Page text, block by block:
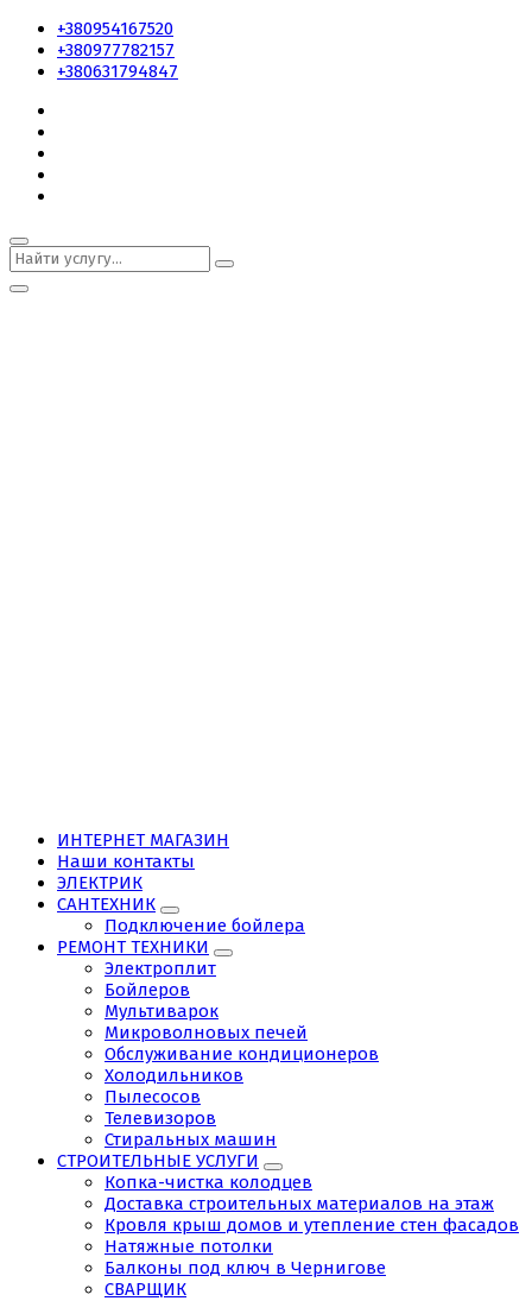
+380954167520
+380977782157
+380631794847
ИНТЕРНЕТ МАГАЗИН
Наши контакты
ЭЛЕКТРИК
САНТЕХНИК
Подключение бойлера
РЕМОНТ ТЕХНИКИ
Электроплит
Бойлеров
Мультиварок
Микроволновых печей
Обслуживание кондиционеров
Холодильников
Пылесосов
Телевизоров
Стиральных машин
СТРОИТЕЛЬНЫЕ УСЛУГИ
Копка-чистка колодцев
Доставка строительных материалов на этаж
Кровля крыш домов и утепление стен фасадов
Натяжные потолки
Балконы под ключ в Чернигове
СВАРЩИК